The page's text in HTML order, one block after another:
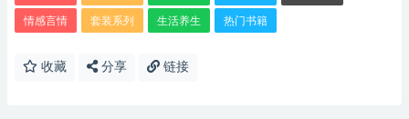
情感言情 套装系列 生活养生 热门书籍
收藏 分享 链接